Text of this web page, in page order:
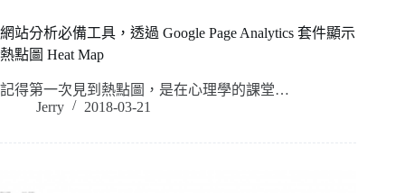
網站分析必備工具，透過 Google Page Analytics 套件顯示
熱點圖 Heat Map
記得第一次見到熱點圖，是在心理學的課堂…
Jerry
2018-03-21